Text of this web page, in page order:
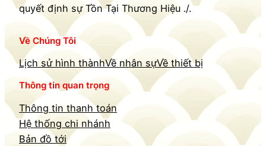
quyết định sự Tồn Tại Thương Hiệu ./.
Về Chúng Tôi
Lịch sử hình thànhVề nhân sựVề thiết bị
Thông tin quan trọng
Thông tin thanh toán
Hệ thống chi nhánh
Bản đồ tới